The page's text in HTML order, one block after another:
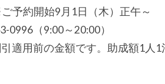
予約開始9月1日（木）正午～
0996（9:00～20:00）
適用前の金額です。助成額1人1